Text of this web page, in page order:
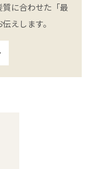
に合わせた「最
えします。